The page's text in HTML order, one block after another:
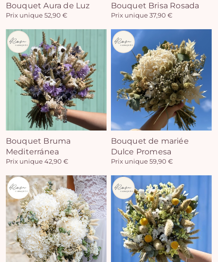
Bouquet Aura de Luz
Prix unique 52,90 €
Bouquet Brisa Rosada
Prix unique 37,90 €
Bouquet Bruma
Mediterránea
Prix unique 42,90 €
Bouquet de mariée
Dulce Promesa
Prix unique 59,90 €